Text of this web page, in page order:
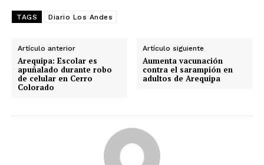
TAGS Diario Los Andes
Artículo anterior
Arequipa: Escolar es
apuñalado durante robo
de celular en Cerro
Colorado
Artículo siguiente
Aumenta vacunación
contra el sarampión en
adultos de Arequipa